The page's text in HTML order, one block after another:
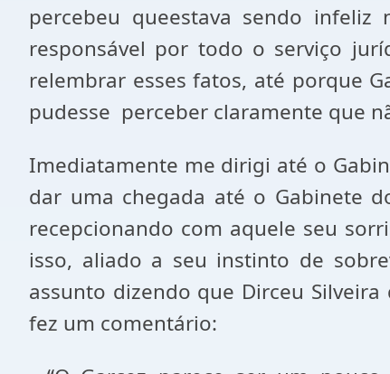
percebeu queestava sendo
responsável por todo o serviço
relembrar esses fatos, até porque
pudesse perceber claramente que
Imediatamente me dirigi até o
dar uma chegada até o Gabinete
recepcionando com aquele seu
isso, aliado a seu instinto de
assunto dizendo que Dirceu
fez um comentário: